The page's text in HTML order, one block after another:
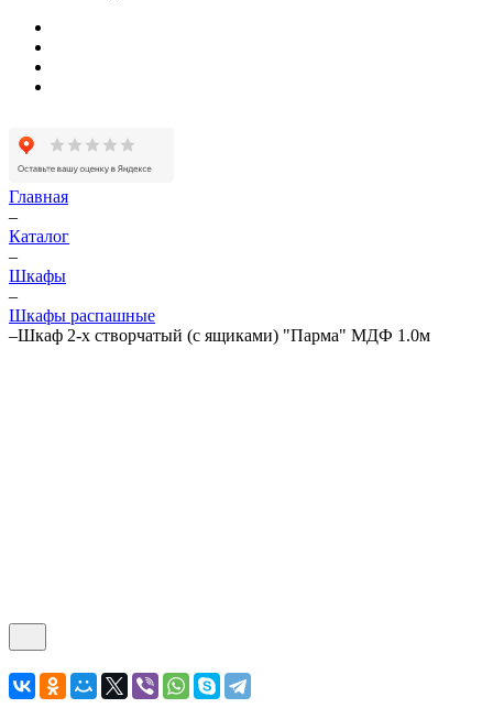
Главная
–
Каталог
–
Шкафы
–
Шкафы распашные
–Шкаф 2-х створчатый (с ящиками) "Парма" МДФ 1.0м